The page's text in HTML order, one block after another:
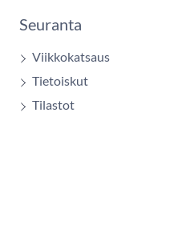
Seuranta
Viikkokatsaus
Tietoiskut
Tilastot